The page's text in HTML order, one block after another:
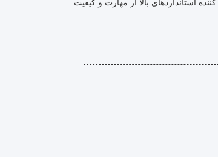
استانداردهای بالا از مهارت و کیفیت